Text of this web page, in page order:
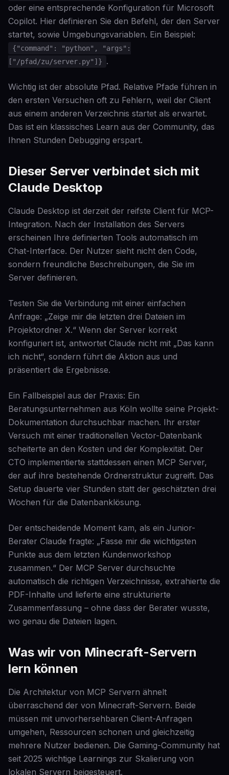
oder eine entsprechende Konfiguration für Microsoft
Copilot. Hier definieren Sie den Befehl, der den Server
startet, sowie Umgebungsvariablen. Ein Beispiel:
{"command": "python", "args":
["/pfad/zu/server.py"]}
.
Wichtig ist der absolute Pfad. Relative Pfade führen in
den ersten Versuchen oft zu Fehlern, weil der Client
aus einem anderen Verzeichnis startet als erwartet.
Das ist ein klassisches Learn aus der Community, das
Ihnen Stunden Debugging erspart.
Dieser Server verbindet sich mit
Claude Desktop
Claude Desktop ist derzeit der reifste Client für MCP-
Integration. Nach der Installation des Servers
erscheinen Ihre definierten Tools automatisch im
Chat-Interface. Der Nutzer sieht nicht den Code,
sondern freundliche Beschreibungen, die Sie im
Server definieren.
Testen Sie die Verbindung mit einer einfachen
Anfrage: „Zeige mir die letzten drei Dateien im
Projektordner X.“ Wenn der Server korrekt
konfiguriert ist, antwortet Claude nicht mit „Das kann
ich nicht“, sondern führt die Aktion aus und
präsentiert die Ergebnisse.
Ein Fallbeispiel aus der Praxis: Ein
Beratungsunternehmen aus Köln wollte seine Projekt-
Dokumentation durchsuchbar machen. Ihr erster
Versuch mit einer traditionellen Vector-Datenbank
scheiterte an den Kosten und der Komplexität. Der
CTO implementierte stattdessen einen MCP Server,
der auf ihre bestehende Ordnerstruktur zugreift. Das
Setup dauerte vier Stunden statt der geschätzten drei
Wochen für die Datenbanklösung.
Der entscheidende Moment kam, als ein Junior-
Berater Claude fragte: „Fasse mir die wichtigsten
Punkte aus dem letzten Kundenworkshop
zusammen.“ Der MCP Server durchsuchte
automatisch die richtigen Verzeichnisse, extrahierte die
PDF-Inhalte und lieferte eine strukturierte
Zusammenfassung – ohne dass der Berater wusste,
wo genau die Dateien lagen.
Was wir von Minecraft-Servern
lern können
Die Architektur von MCP Servern ähnelt
überraschend der von Minecraft-Servern. Beide
müssen mit unvorhersehbaren Client-Anfragen
umgehen, Ressourcen schonen und gleichzeitig
mehrere Nutzer bedienen. Die Gaming-Community hat
seit 2025 wichtige Learnings zur Skalierung von
lokalen Servern beigesteuert.